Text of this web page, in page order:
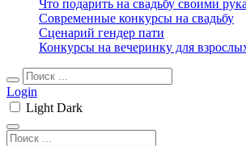
Что подарить на свадьбу своими
Современные конкурсы на свадьбу
Сценарий гендер пати
Конкурсы на вечеринку для
Login
Light Dark